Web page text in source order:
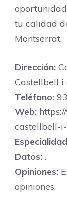
tu calidad
Montserrat.
Dirección:
Castellbell i
Teléfono:
Web:
castellbell-
Datos: .
Opiniones:
opiniones.